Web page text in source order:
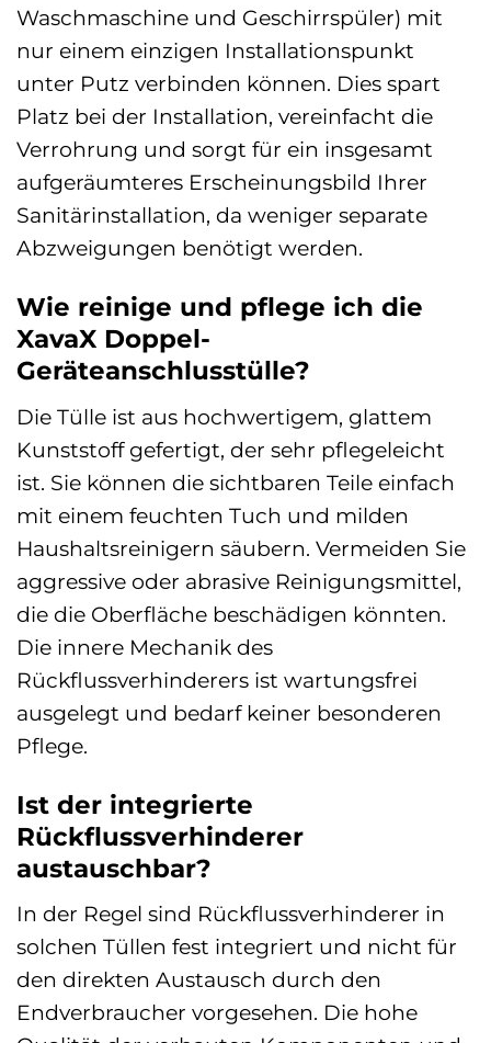
Waschmaschine und Geschirrspüler) mit
nur einem einzigen Installationspunkt
unter Putz verbinden können. Dies spart
Platz bei der Installation, vereinfacht die
Verrohrung und sorgt für ein insgesamt
aufgeräumteres Erscheinungsbild Ihrer
Sanitärinstallation, da weniger separate
Abzweigungen benötigt werden.
Wie reinige und pflege ich die
XavaX Doppel-
Geräteanschlusstülle?
Die Tülle ist aus hochwertigem, glattem
Kunststoff gefertigt, der sehr pflegeleicht
ist. Sie können die sichtbaren Teile einfach
mit einem feuchten Tuch und milden
Haushaltsreinigern säubern. Vermeiden Sie
aggressive oder abrasive Reinigungsmittel,
die die Oberfläche beschädigen könnten.
Die innere Mechanik des
Rückflussverhinderers ist wartungsfrei
ausgelegt und bedarf keiner besonderen
Pflege.
Ist der integrierte
Rückflussverhinderer
austauschbar?
In der Regel sind Rückflussverhinderer in
solchen Tüllen fest integriert und nicht für
den direkten Austausch durch den
Endverbraucher vorgesehen. Die hohe